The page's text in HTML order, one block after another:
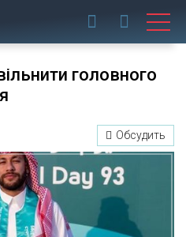
головного
Обсудить